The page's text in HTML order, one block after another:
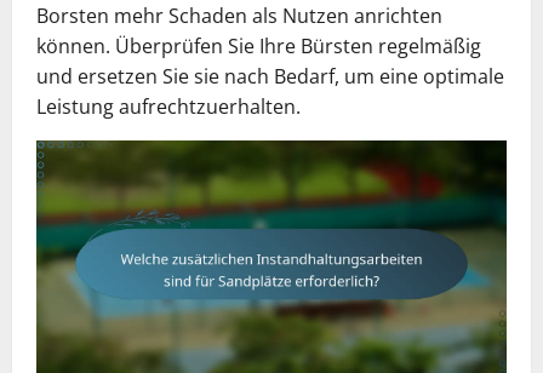
Borsten mehr Schaden als Nutzen anrichten
können. Überprüfen Sie Ihre Bürsten regelmäßig
und ersetzen Sie sie nach Bedarf, um eine optimale
Leistung aufrechtzuerhalten.